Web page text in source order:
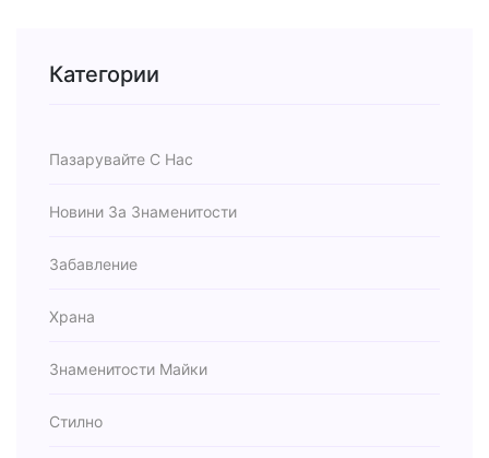
Категории
Пазарувайте С Нас
Новини За Знаменитости
Забавление
Храна
Знаменитости Майки
Стилно